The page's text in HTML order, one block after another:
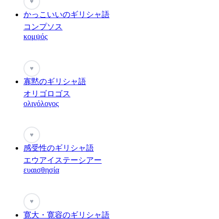
かっこいいのギリシャ語
コンプソス
κομψός
♥
寡黙のギリシャ語
オリゴロゴス
ολιγόλογος
♥
感受性のギリシャ語
エウアイステーシアー
ευαισθησία
♥
寛大・寛容のギリシャ語